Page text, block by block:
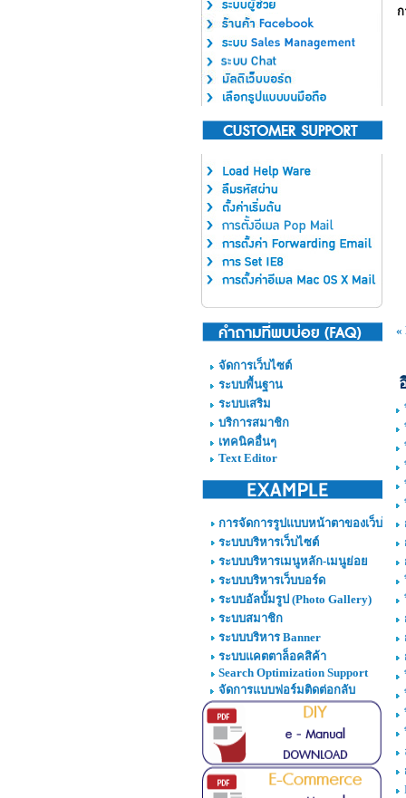
จัดการเว็บไซต์
ระบบพื้นฐาน
ระบบเสริม
บริการสมาชิก
เทคนิคอื่นๆ
Text Editor
การจัดการรูปแบบหน้าตาของเว็บไซต์
ระบบบริหารเว็บไซต์
ระบบบริหารเมนูหลัก-เมนูย่อย
ระบบบริหารเว็บบอร์ด
ระบบอัลบั้มรูป (Photo Gallery)
ระบบสมาชิก
ระบบบริหาร Banner
ระบบแคตตาล็อคสิค้า
Search Optimization Support
จัดการแบบฟอร์มติดต่อกลับ
ก
«